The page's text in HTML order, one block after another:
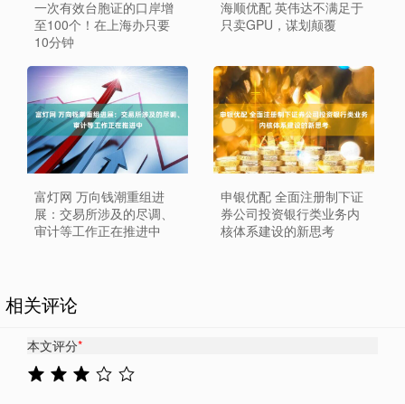
一次有效台胞证的口岸增
至100个！在上海办只要
10分钟
海顺优配 英伟达不满足于
只卖GPU，谋划颠覆
富灯网 万向钱潮重组进
展：交易所涉及的尽调、
审计等工作正在推进中
申银优配 全面注册制下证
券公司投资银行类业务内
核体系建设的新思考
相关评论
本文评分*